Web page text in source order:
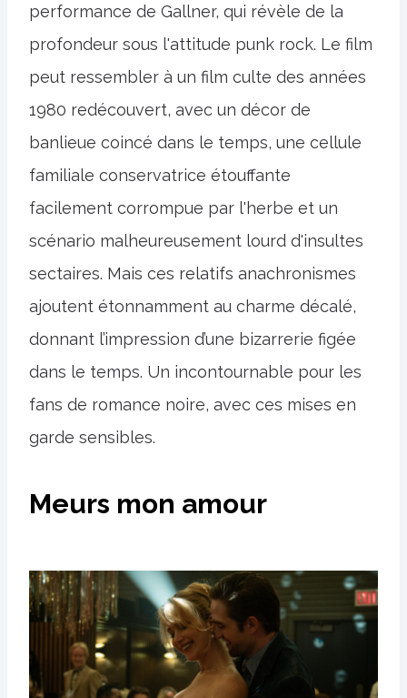
performance de Gallner, qui révèle de la
profondeur sous l'attitude punk rock. Le film
peut ressembler à un film culte des années
1980 redécouvert, avec un décor de
banlieue coincé dans le temps, une cellule
familiale conservatrice étouffante
facilement corrompue par l'herbe et un
scénario malheureusement lourd d'insultes
sectaires. Mais ces relatifs anachronismes
ajoutent étonnamment au charme décalé,
donnant l’impression d’une bizarrerie figée
dans le temps. Un incontournable pour les
fans de romance noire, avec ces mises en
garde sensibles.
Meurs mon amour